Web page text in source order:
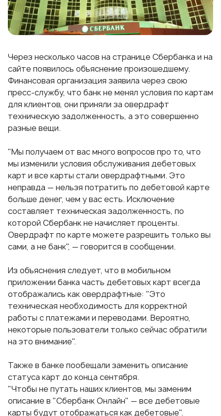
Через несколько часов на странице Сбербанка и на
сайте появилось объяснение произошедшему.
Финансовая организация заявила через свою
пресс-службу, что банк не менял условия по картам
для клиентов, они приняли за овердрафт
техническую задолженность, а это совершенно
разные вещи.
"Мы получаем от вас много вопросов про то, что
мы изменили условия обслуживания дебетовых
карт и все карты стали овердрафтными. Это
неправда — нельзя потратить по дебетовой карте
больше денег, чем у вас есть. Исключение
составляет техническая задолженность, по
которой Сбербанк не начисляет проценты.
Овердрафт по карте можете разрешить только вы
сами, а не банк", — говорится в сообщении.
Из объяснения следует, что в мобильном
приложении банка часть дебетовых карт всегда
отображались как овердрафтные: "Это
техническая необходимость для корректной
работы с платежами и переводами. Вероятно,
некоторые пользователи только сейчас обратили
на это внимание".
Также в банке пообещали заменить описание
статуса карт до конца сентября.
"Чтобы не путать наших клиентов, мы заменим
описание в "Сбербанк Онлайн" — все дебетовые
карты будут отображаться как дебетовые".